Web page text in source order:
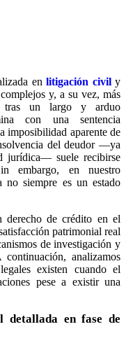
enlitigación civily
y, a su vez, más
tras un largo y arduo
con una sentencia
imposibilidad aparente de
del deudor —ya
jurídica— suele recibirse
embargo, en nuestro
no siempre es un estado
derecho de crédito en el
patrimonial real
de investigación y
analizamos
existen cuando el
pese a existir una
detallada en fase de